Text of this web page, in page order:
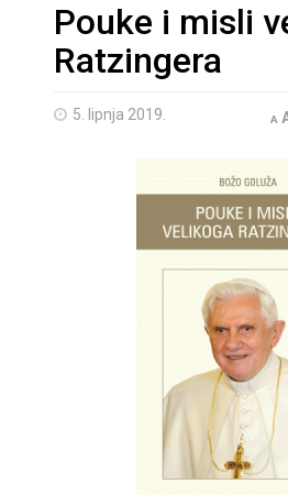
Pouke i misli
Ratzingera
5. lipnja 2019. A